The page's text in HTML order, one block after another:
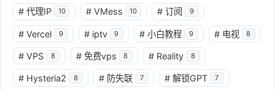
# 代理IP 10 # VMess 10 # 订阅 9
# Vercel 9 # iptv 9 # 小白教程 9 # 电视 8
# VPS 8 # 免费vps 8 # Reality 8
# Hysteria2 8 # 防失联 7 # 解锁GPT 7